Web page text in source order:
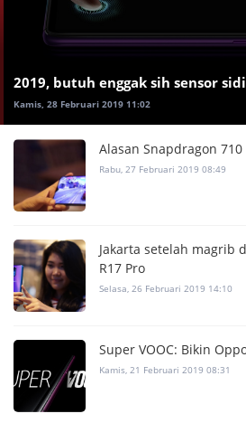
2019, butuh enggak sih sensor
Kamis, 28 Februari 2019 11:02
Alasan Snapdragon
Rabu, 27 Februari 2019 08:49
Jakarta setelah magrib
R17 Pro
Selasa, 26 Februari 2019 14:10
Super VOOC: Bikin
Kamis, 21 Februari 2019 08:31